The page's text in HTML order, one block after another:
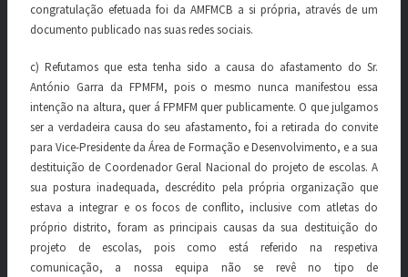
congratulação efetuada foi da AMFMCB a si própria, através de um
documento publicado nas suas redes sociais.
c) Refutamos que esta tenha sido a causa do afastamento do Sr.
António Garra da FPMFM, pois o mesmo nunca manifestou essa
intenção na altura, quer á FPMFM quer publicamente. O que julgamos
ser a verdadeira causa do seu afastamento, foi a retirada do convite
para Vice-Presidente da Área de Formação e Desenvolvimento, e a sua
destituição de Coordenador Geral Nacional do projeto de escolas. A
sua postura inadequada, descrédito pela própria organização que
estava a integrar e os focos de conflito, inclusive com atletas do
próprio distrito, foram as principais causas da sua destituição do
projeto de escolas, pois como está referido na respetiva
comunicação, a nossa equipa não se revê no tipo de